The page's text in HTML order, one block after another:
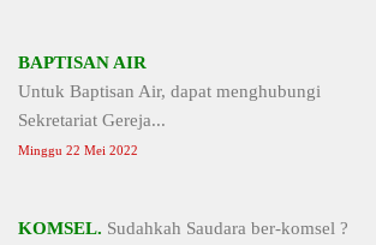
BAPTISAN AIR
Untuk Baptisan Air, dapat menghubungi
Sekretariat Gereja...
Minggu 22 Mei 2022
KOMSEL. Sudahkah Saudara ber-komsel ?